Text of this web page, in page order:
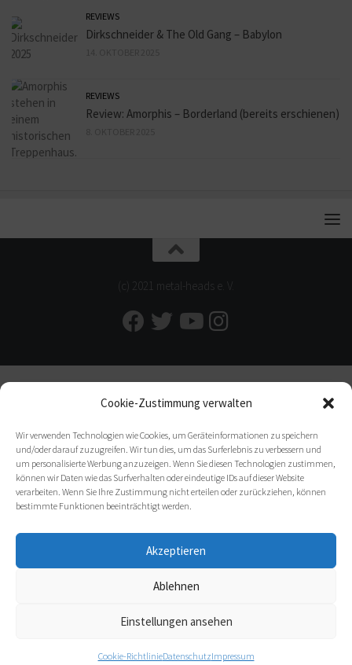
Cookie-Zustimmung verwalten
Wir verwenden Technologien wie Cookies, um Geräteinformationen zu speichern
und/oder darauf zuzugreifen. Wir tun dies, um das Surferlebnis zu verbessern und
um personalisierte Werbung anzuzeigen. Wenn Sie diesen Technologien zustimmen,
können wir Daten wie das Surfverhalten oder eindeutige IDs auf dieser Website
verarbeiten. Wenn Sie Ihre Zustimmung nicht erteilen oder zurückziehen, können
bestimmte Funktionen beeinträchtigt werden.
Akzeptieren
Ablehnen
Einstellungen ansehen
Cookie-RichtlinieDatenschutzImpressum
REVIEWS
Dirkschneider & The Old Gang – Babylon
REVIEWS
Review: Amorphis – Borderland (bereits erschienen)
(c) 2021 metal-heads e. V.